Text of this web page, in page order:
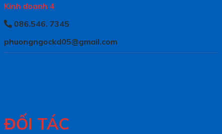
Kinh doanh 4
086.546. 7345
phuongngockd05@gmail.com
ĐỐI TÁC